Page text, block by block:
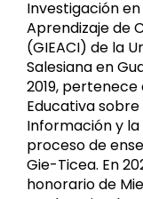
Investigación
Aprendizaje de
(GIEACI) de la
Salesiana en
2019,
Educativa
Información y
proceso de
Gie-Ticea. En
honorario de